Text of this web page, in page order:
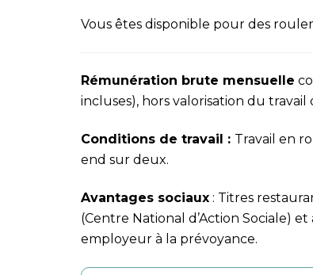
Vous êtes disponible pour des
Rémunération brute mensuelle
incluses), hors valorisation du
Conditions de travail : Travail en
end sur deux.
Avantages sociaux : Titres
(Centre National d’Action Sociale)
employeur à la prévoyance.